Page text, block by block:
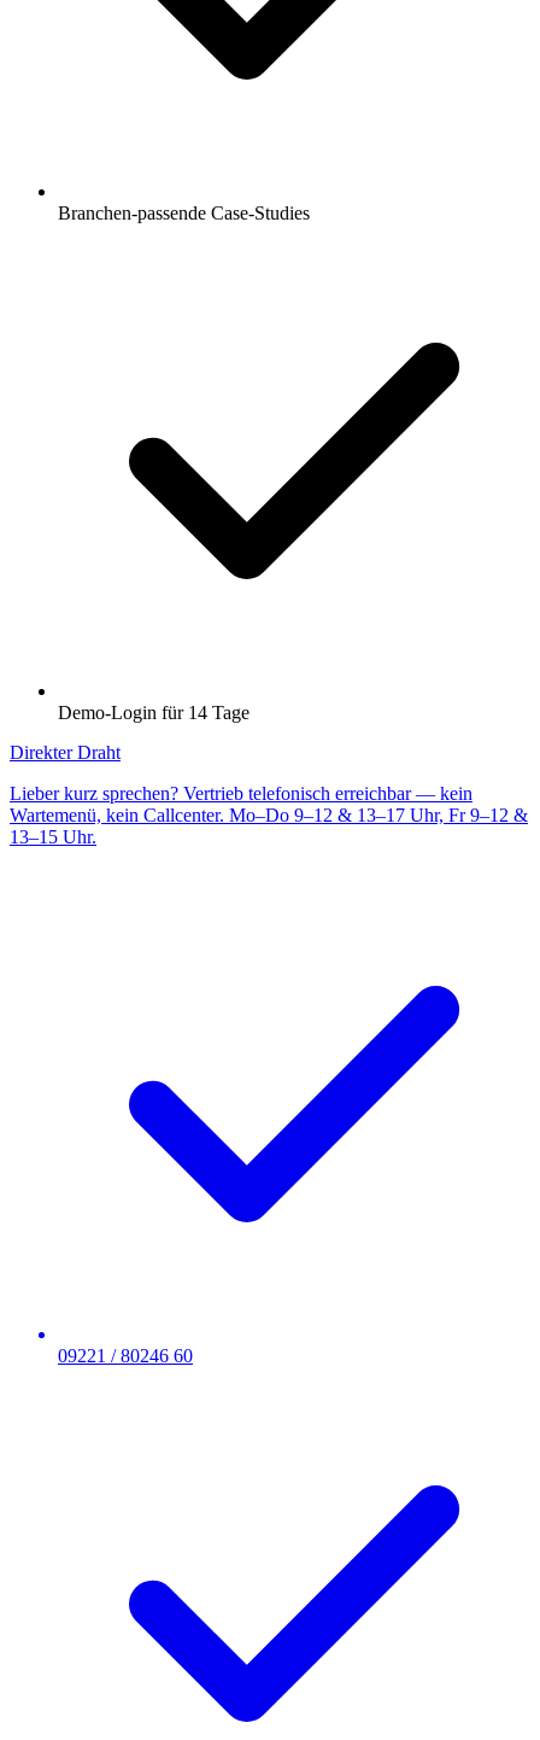
Branchen-passende Case-Studies
Demo-Login für 14 Tage
Direkter Draht
Lieber kurz sprechen? Vertrieb telefonisch erreichbar — kein
Wartemenü, kein Callcenter. Mo–Do 9–12 & 13–17 Uhr, Fr 9–12 &
13–15 Uhr.
09221 / 80246 60